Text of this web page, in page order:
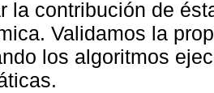
la contribución de
Validamos la
los algoritmos